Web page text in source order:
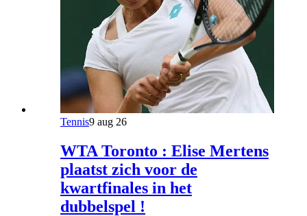
Tennis9 aug 26
WTA Toronto : Elise Mertens
plaatst zich voor de
kwartfinales in het
dubbelspel !